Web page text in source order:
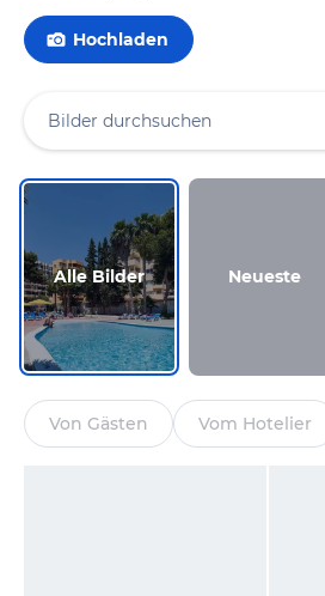
Hochladen
Alle Bilder Neueste
Von Gästen Vom Hotelier